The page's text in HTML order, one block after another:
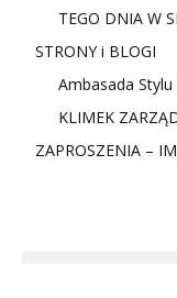
TEGO DNIA W
STRONY i BLOGI
Ambasada
KLIMEK
ZAPROSZENIA –